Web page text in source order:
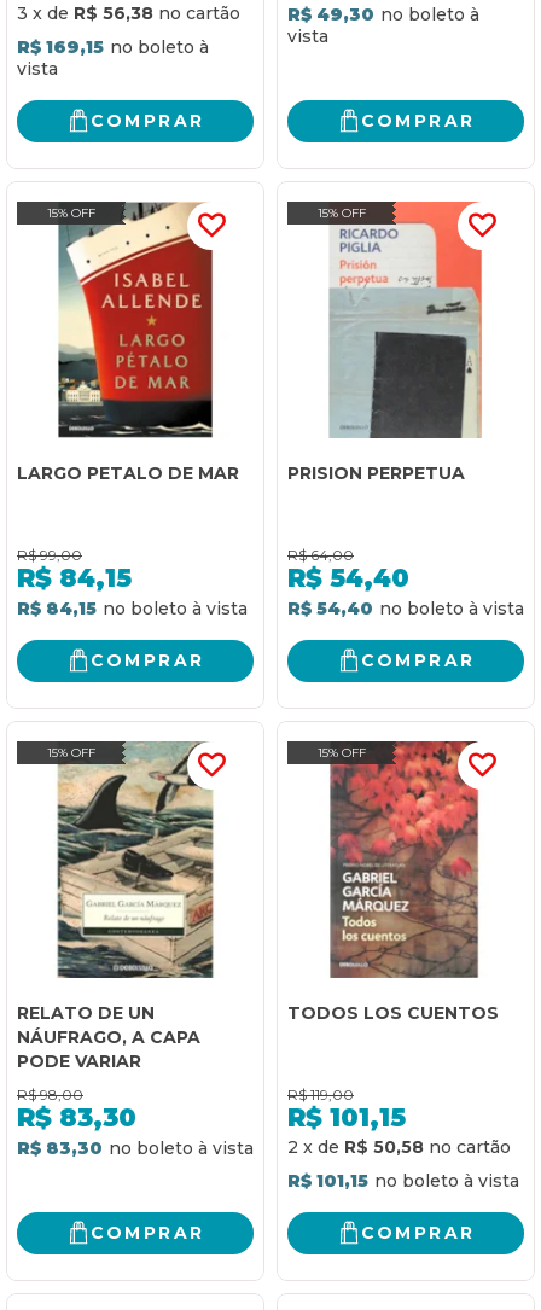
3 x de R$ 56,38
R$ 169,15
COMPRAR
R$ 49,30
COMPRAR
15% OFF
LARGO PETALO DE MAR
R$ 99,00
R$ 84,15
R$ 84,15
COMPRAR
15% OFF
PRISION PERPETUA
R$ 64,00
R$ 54,40
R$ 54,40
COMPRAR
15% OFF
RELATO DE UN
NÁUFRAGO, A CAPA
PODE VARIAR
R$ 98,00
R$ 83,30
R$ 83,30
COMPRAR
15% OFF
TODOS LOS CUENTOS
R$ 119,00
R$ 101,15
2 x de R$ 50,58
R$ 101,15
COMPRAR